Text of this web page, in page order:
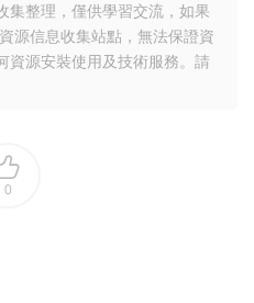
集整理，僅供學習交流，如果
源信息收集站點，無法保證資
資源安裝使用及技術服務。請
0